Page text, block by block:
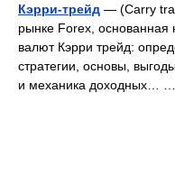
Кэрри-трейд — (Carry
рынке Forex, основанная
валют Кэрри трейд:
стратегии, основы,
и механика доходных…